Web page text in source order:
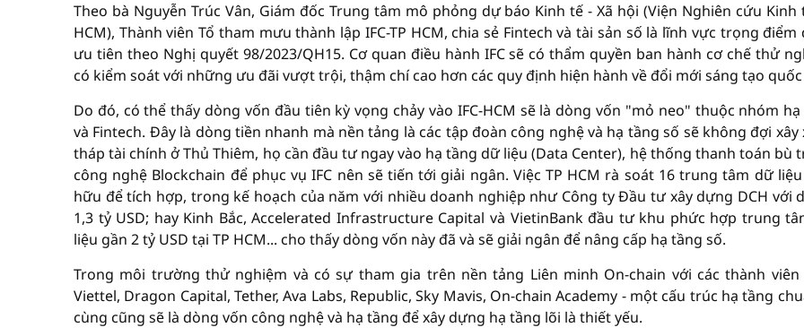
Theo bà Nguyễn Trúc Vân, Giám đốc Trung tâm mô phỏng dự báo Kinh tế - Xã hội (Viện Nghiên cứu Kinh
HCM), Thành viên Tổ tham mưu thành lập IFC-TP HCM, chia sẻ Fintech và tài sản số là lĩnh vực trọng điểm
ưu tiên theo Nghị quyết 98/2023/QH15. Cơ quan điều hành IFC sẽ có thẩm quyền ban hành cơ chế thử
có kiểm soát với những ưu đãi vượt trội, thậm chí cao hơn các quy định hiện hành về đổi mới sáng tạo
Do đó, có thể thấy dòng vốn đầu tiên kỳ vọng chảy vào IFC-HCM sẽ là dòng vốn "mỏ neo" thuộc nhóm
và Fintech. Đây là dòng tiền nhanh mà nền tảng là các tập đoàn công nghệ và hạ tầng số sẽ không đợi xây
tháp tài chính ở Thủ Thiêm, họ cần đầu tư ngay vào hạ tầng dữ liệu (Data Center), hệ thống thanh toán bù
công nghệ Blockchain để phục vụ IFC nên sẽ tiến tới giải ngân. Việc TP HCM rà soát 16 trung tâm dữ
hữu để tích hợp, trong kế hoạch của năm với nhiều doanh nghiệp như Công ty Đầu tư xây dựng DCH với
1,3 tỷ USD; hay Kinh Bắc, Accelerated Infrastructure Capital và VietinBank đầu tư khu phức hợp trung
liệu gần 2 tỷ USD tại TP HCM... cho thấy dòng vốn này đã và sẽ giải ngân để nâng cấp hạ tầng số.
Trong môi trường thử nghiệm và có sự tham gia trên nền tảng Liên minh On-chain với các thành viên
Viettel, Dragon Capital, Tether, Ava Labs, Republic, Sky Mavis, On-chain Academy - một cấu trúc hạ tầng
cùng cũng sẽ là dòng vốn công nghệ và hạ tầng để xây dựng hạ tầng lõi là thiết yếu.